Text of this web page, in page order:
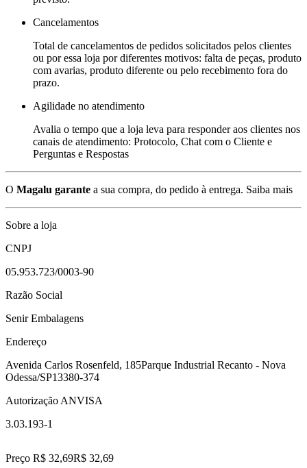
Cancelamentos
Total de cancelamentos de pedidos solicitados pelos clientes
ou por essa loja por diferentes motivos: falta de peças, produto
com avarias, produto diferente ou pelo recebimento fora do
prazo.
Agilidade no atendimento
Avalia o tempo que a loja leva para responder aos clientes nos
canais de atendimento: Protocolo, Chat com o Cliente e
Perguntas e Respostas
O Magalu garante a sua compra, do pedido à entrega. Saiba mais
Sobre a loja
CNPJ
05.953.723/0003-90
Razão Social
Senir Embalagens
Endereço
Avenida Carlos Rosenfeld, 185Parque Industrial Recanto - Nova
Odessa/SP13380-374
Autorização ANVISA
3.03.193-1
Preço R$ 32,69R$ 32,69